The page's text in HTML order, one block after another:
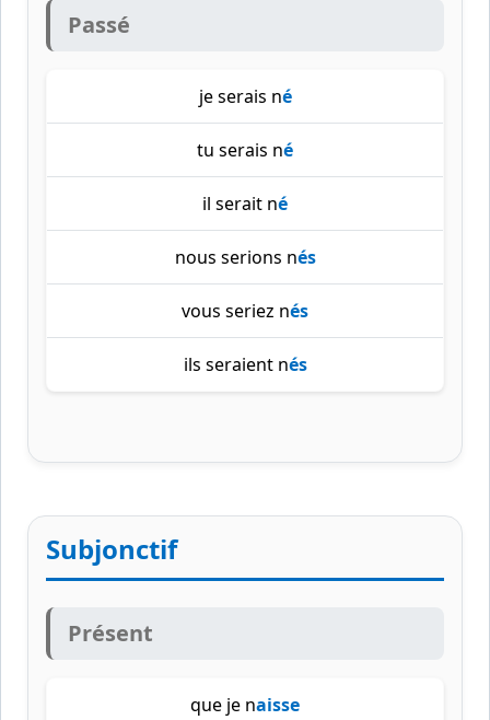
Passé
je serais né
tu serais né
il serait né
nous serions nés
vous seriez nés
ils seraient nés
Subjonctif
Présent
que je naisse